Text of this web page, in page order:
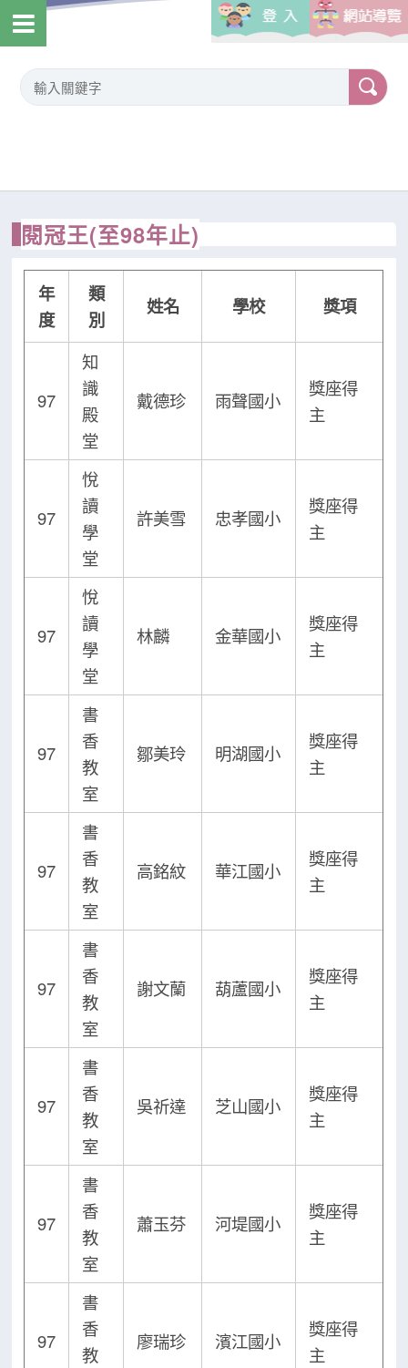
閱冠王(至98年止)
年
度
類
別
姓名 學校 獎項
97
知
識
殿
堂
戴德珍 雨聲國小
獎座得
主
97
悅
讀
學
堂
許美雪 忠孝國小
獎座得
主
97
悅
讀
學
堂
林麟 金華國小
獎座得
主
97
書
香
教
室
鄒美玲 明湖國小
獎座得
主
97
書
香
教
室
高銘紋 華江國小
獎座得
主
97
書
香
教
室
謝文蘭 葫蘆國小
獎座得
主
97
書
香
教
室
吳祈達 芝山國小
獎座得
主
97
書
香
教
室
蕭玉芬 河堤國小
獎座得
主
97
書
香
教
廖瑞珍 濱江國小
獎座得
主